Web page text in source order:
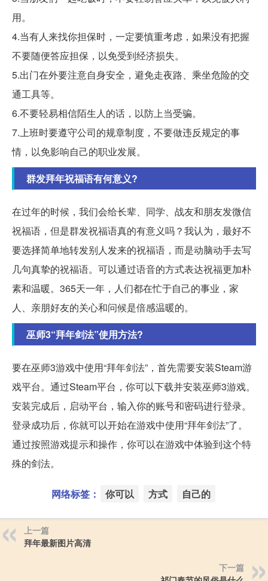
用。
4.当有人来找你担保时，一定要慎重考虑，如果没有把握
不要随便答应担保，以免受到经济损失。
5.出门在外要注意自身安全，避免走夜路、乘坐危险的交
通工具等。
6.不要轻易相信陌生人的话，以防上当受骗。
7.上班时要遵守公司的规章制度，不要做违反规定的事
情，以免影响自己的职业发展。
群发拜年祝福语有何意义?
在过年的时候，我们会给长辈、同学、战友和朋友发微信
祝福语，但是群发祝福语真的有意义吗？我认为，最好不
要选择简单地转发别人发来的祝福语，而是动脑动手去写
几句真挚的祝福语。可以通过语音的方式表达祝福更加朴
素和温暖。365天一年，人们都在忙于自己的事业，家
人、亲朋好友的关心和问候是倍感温暖的。
巫师3“拜年剑法”使用方法?
要在巫师3游戏中使用“拜年剑法”，首先需要安装Steam游
戏平台。通过Steam平台，你可以下载并安装巫师3游戏。
安装完成后，启动平台，输入你的账号和密码进行登录。
登录成功后，你就可以开始在游戏中使用“拜年剑法”了。
通过按照游戏提示和操作，你可以在游戏中体验到这个特
殊的剑法。
网络标签： 你可以 方式 自己的
上一篇
拜年最新图片高清
下一篇